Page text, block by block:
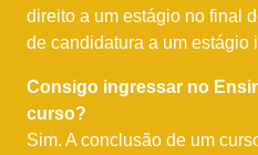
direito a um estágio no final
de candidatura a um estágio
Consigo ingressar no
curso?
Sim. A conclusão de um